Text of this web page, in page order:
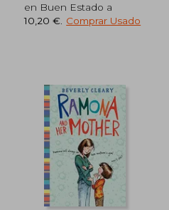
en Buen Estado a
10,20 € Comprar Usado